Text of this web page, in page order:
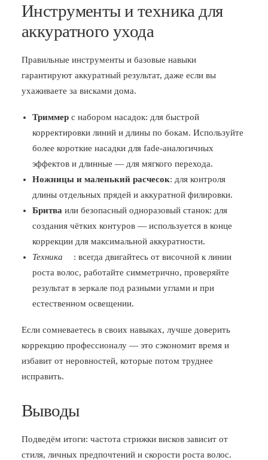
Инструменты и техника для
аккуратного ухода
Правильные инструменты и базовые навыки
гарантируют аккуратный результат, даже если вы
ухаживаете за висками дома.
Триммер с набором насадок: для быстрой
корректировки линий и длины по бокам. Используйте
более короткие насадки для fade-аналогичных
эффектов и длинные — для мягкого перехода.
Ножницы и маленький расчесок: для контроля
длины отдельных прядей и аккуратной филировки.
Бритва или безопасный одноразовый станок: для
создания чётких контуров — используется в конце
коррекции для максимальной аккуратности.
Техника
: всегда двигайтесь от височной к линии
роста волос, работайте симметрично, проверяйте
результат в зеркале под разными углами и при
естественном освещении.
Если сомневаетесь в своих навыках, лучше доверить
коррекцию профессионалу — это сэкономит время и
избавит от неровностей, которые потом труднее
исправить.
Выводы
Подведём итоги: частота стрижки висков зависит от
стиля, личных предпочтений и скорости роста волос.